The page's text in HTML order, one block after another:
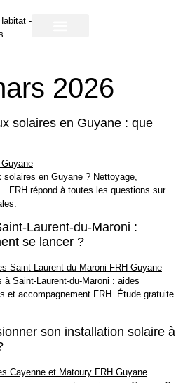
2026
solaires en Guyane : que
solaires en Guyane ? Nettoyage,
FRH répond à toutes les questions sur
Laurent-du-Maroni :
se lancer ?
à Saint-Laurent-du-Maroni : aides
et accompagnement FRH. Étude gratuite
son installation solaire à